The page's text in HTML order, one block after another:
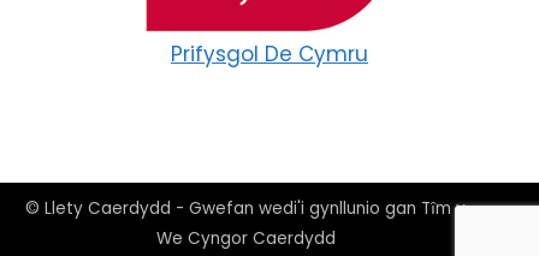
Prifysgol De Cymru
© Llety Caerdydd - Gwefan wedi'i gynllunio gan Tȋm y
We Cyngor Caerdydd